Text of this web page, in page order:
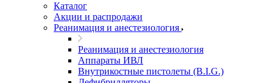
Каталог
Акции и распродажи
Реанимация и анестезиология
Реанимация и анестезиология
Аппараты ИВЛ
Внутрикостные пистолеты (B.I.G.)